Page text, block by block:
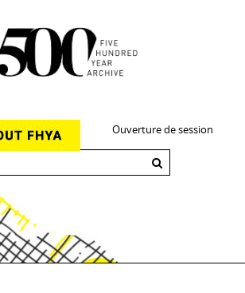
Ouverture de session